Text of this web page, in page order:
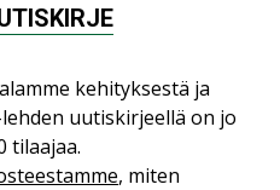
kehityksestä ja
uutiskirjeellä on jo
tilaajaa.
, miten